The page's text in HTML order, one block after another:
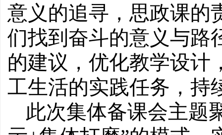
意义的追寻，思政课的
们找到奋斗的意义与路
的建议，优化教学设计
工生活的实践任务，持
此次集体备课会主题